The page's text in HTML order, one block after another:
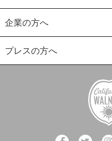
企業の方へ
プレスの方へ